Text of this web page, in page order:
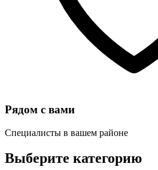
Рядом с вами
Специалисты в вашем районе
Выберите категорию